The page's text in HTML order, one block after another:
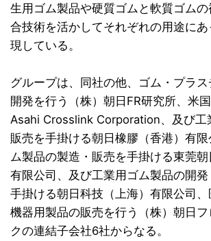
生用ゴム製品や硬質ゴムと軟質ゴム
合技術を活かしてそれぞれの用途に
現している。
グループは、同社の他、ゴム・プラ
開発を行う（株）朝日FR研究所、米
Asahi Crosslink Corporation、及び工
販売を手掛ける朝日橡膠（香港）有
ム製品の製造・販売を手掛ける東莞
有限公司、及び工業用ゴム製品の開
手掛ける朝日科技（上海）有限公司
機器用製品の販売を行う（株）朝日フ
クの連結子会社6社からなる。